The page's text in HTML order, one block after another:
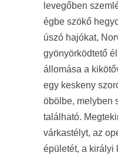
levegőben
égbe szökő
úszó hajókat,
gyönyörködtető
állomása a
egy keskeny
öbölbe, melyben
található.
várkastélyt, az
épületét, a királyi